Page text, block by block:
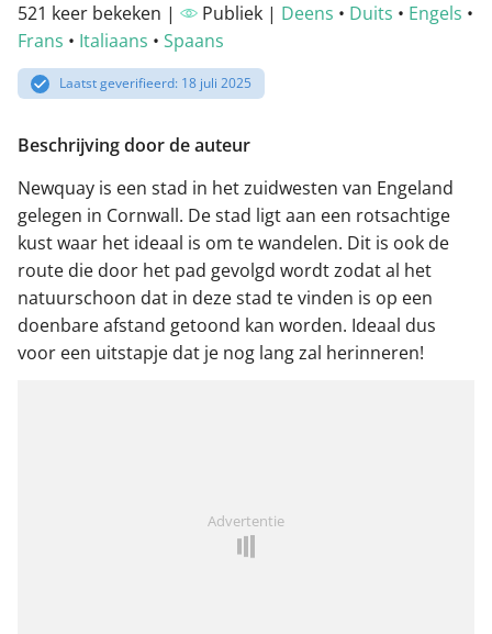
521 keer bekeken | Publiek | Deens • Duits • Engels •
Frans • Italiaans • Spaans
Laatst geverifieerd: 18 juli 2025
Beschrijving door de auteur
Newquay is een stad in het zuidwesten van Engeland
gelegen in Cornwall. De stad ligt aan een rotsachtige
kust waar het ideaal is om te wandelen. Dit is ook de
route die door het pad gevolgd wordt zodat al het
natuurschoon dat in deze stad te vinden is op een
doenbare afstand getoond kan worden. Ideaal dus
voor een uitstapje dat je nog lang zal herinneren!
Advertentie